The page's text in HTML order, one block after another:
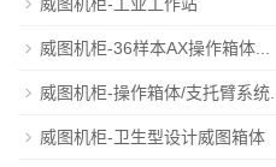
威图机柜-36样本AX操作箱体...
威图机柜-操作箱体/支托臂系统...
威图机柜-卫生型设计威图箱体